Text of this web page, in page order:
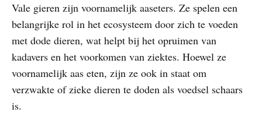
Vale gieren zijn voornamelijk aaseters. Ze spelen een
belangrijke rol in het ecosysteem door zich te voeden
met dode dieren, wat helpt bij het opruimen van
kadavers en het voorkomen van ziektes. Hoewel ze
voornamelijk aas eten, zijn ze ook in staat om
verzwakte of zieke dieren te doden als voedsel schaars
is.